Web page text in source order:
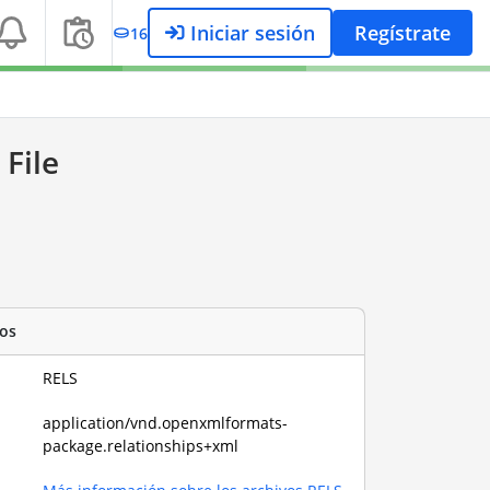
16 Iniciar sesión Regístrate
RELS
application/vnd.openxmlformats-
package.relationships+xml